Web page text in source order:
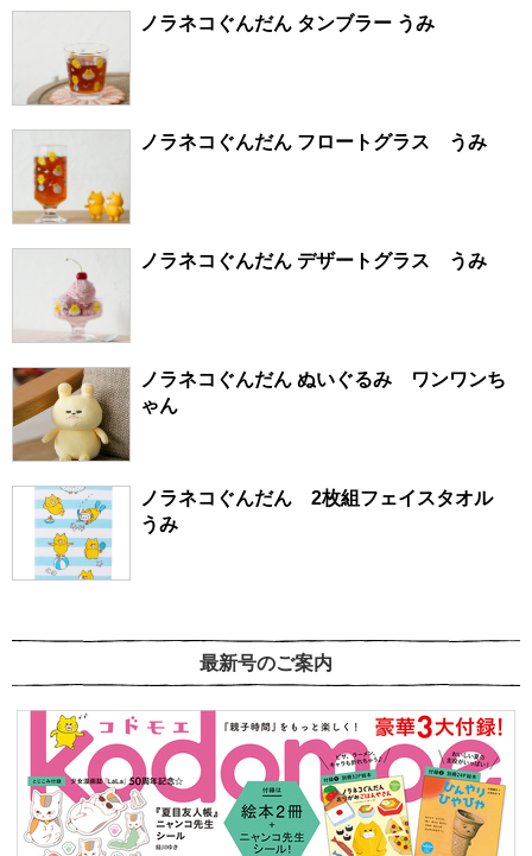
ノラネコぐんだん タンブラー うみ
ノラネコぐんだん フロートグラス うみ
ノラネコぐんだん デザートグラス うみ
ノラネコぐんだん ぬいぐるみ ワンワンち
ゃん
ノラネコぐんだん 2枚組フェイスタオル
うみ
最新号のご案内